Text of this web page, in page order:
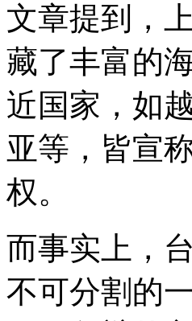
文章提到，
藏了丰富的
近国家，如
亚等，皆宣
权。
而事实上，
不可分割的